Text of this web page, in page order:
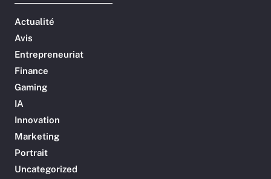
Actualité
Avis
Entrepreneuriat
Finance
Gaming
IA
Innovation
Marketing
Portrait
Uncategorized